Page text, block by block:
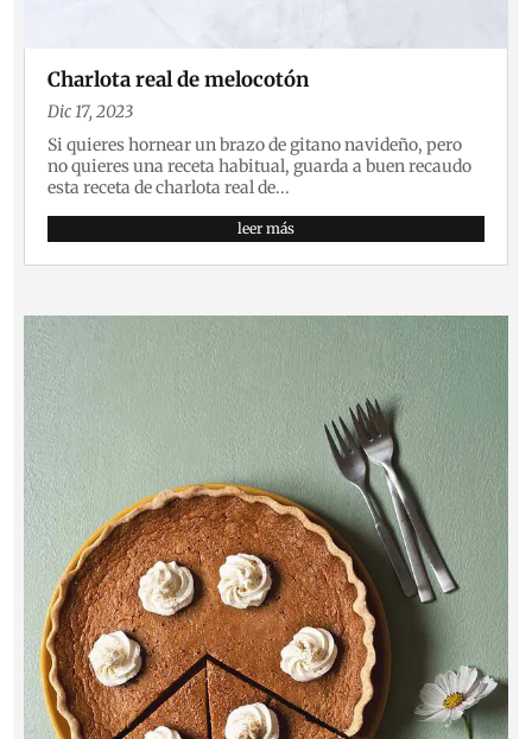
Charlota real de melocotón
Dic 17, 2023
Si quieres hornear un brazo de gitano navideño, pero
no quieres una receta habitual, guarda a buen recaudo
esta receta de charlota real de...
leer más